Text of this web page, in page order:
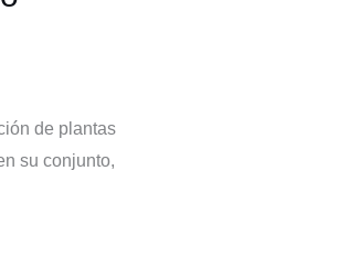
de plantas
su conjunto,